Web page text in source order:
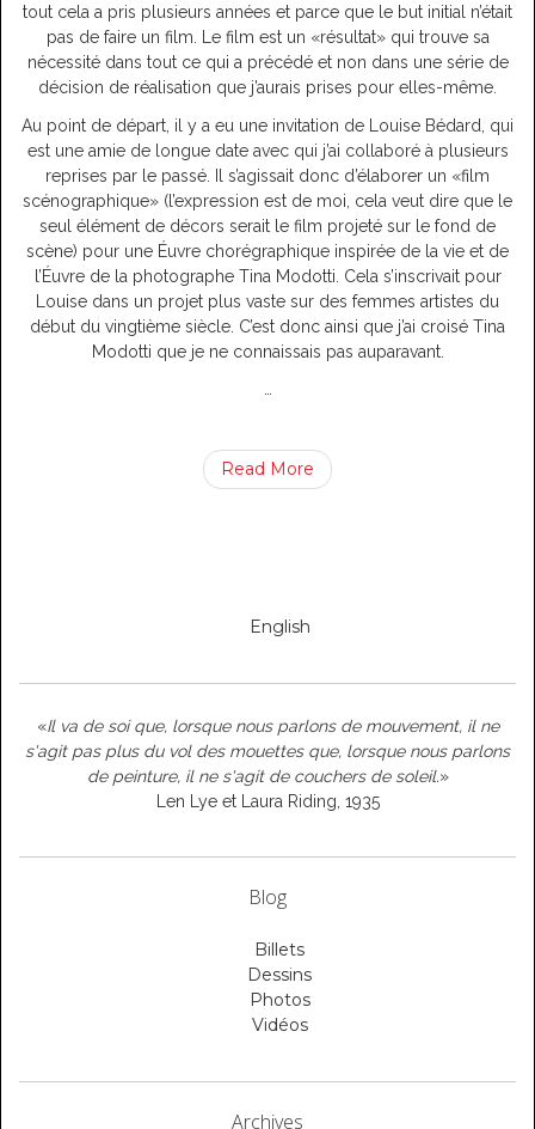
tout cela a pris plusieurs années et parce que le but initial n’était
pas de faire un film. Le film est un «résultat» qui trouve sa
nécessité dans tout ce qui a précédé et non dans une série de
décision de réalisation que j’aurais prises pour elles-même.
Au point de départ, il y a eu une invitation de Louise Bédard, qui
est une amie de longue date avec qui j’ai collaboré à plusieurs
reprises par le passé. Il s’agissait donc d’élaborer un «film
scénographique» (l’expression est de moi, cela veut dire que le
seul élément de décors serait le film projeté sur le fond de
scène) pour une Éuvre chorégraphique inspirée de la vie et de
l’Éuvre de la photographe Tina Modotti. Cela s’inscrivait pour
Louise dans un projet plus vaste sur des femmes artistes du
début du vingtième siècle. C’est donc ainsi que j’ai croisé Tina
Modotti que je ne connaissais pas auparavant.
Read More
English
«Il va de soi que, lorsque nous parlons de mouvement, il ne
s'agit pas plus du vol des mouettes que, lorsque nous parlons
de peinture, il ne s'agit de couchers de soleil.»
Len Lye et Laura Riding, 1935
Blog
Billets
Dessins
Photos
Vidéos
Archives